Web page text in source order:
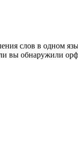
слов в одном
вы обнаружили